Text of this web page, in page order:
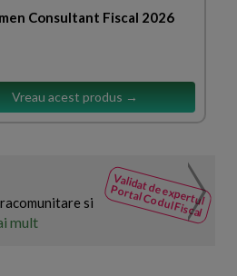
Consultant Fiscal 2026
Vreau acest produs →
Validat de expertul
Portal Codul Fiscal
si
mult